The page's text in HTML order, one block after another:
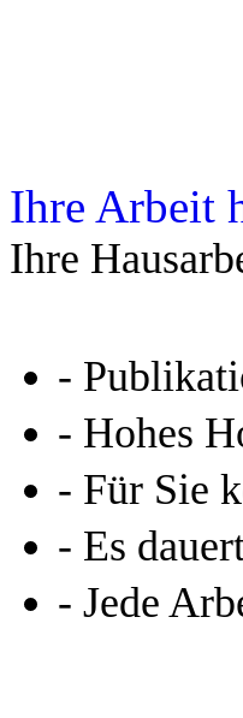
Ihre Arbeit
Ihre
-
- Hohes
- Für Sie
- Es
- Jede